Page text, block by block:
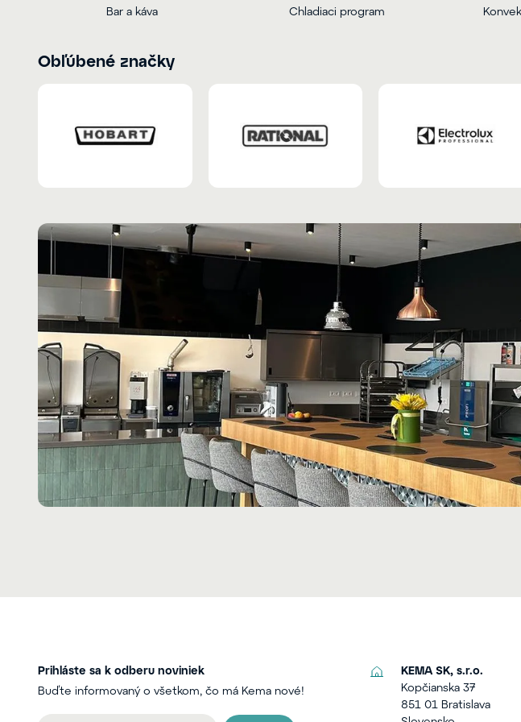
Bar a káva Chladiaci program
Obľúbené značky
Prihláste sa k odberu noviniek
Buďte informovaný o všetkom, čo má Kema nové!
KEMA SK, s.r.o.
Kopčianska 37
851 01 Bratislava